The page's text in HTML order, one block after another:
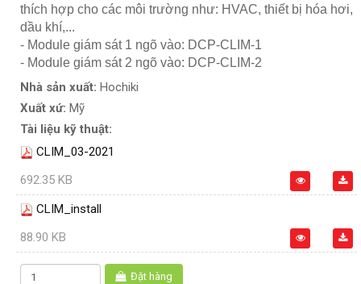
thích hợp cho các môi trường như: HVAC, thiết bị hóa hơi,
dầu khí,...
- Module giám sát 1 ngõ vào: DCP-CLIM-1
- Module giám sát 2 ngõ vào: DCP-CLIM-2
Nhà sản xuất: Hochiki
Xuất xứ: Mỹ
Tài liệu kỹ thuật:
CLIM_03-2021
692.35 KB
CLIM_install
88.90 KB
Đặt hàng